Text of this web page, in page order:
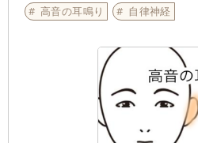
高音の耳鳴り 自律神経